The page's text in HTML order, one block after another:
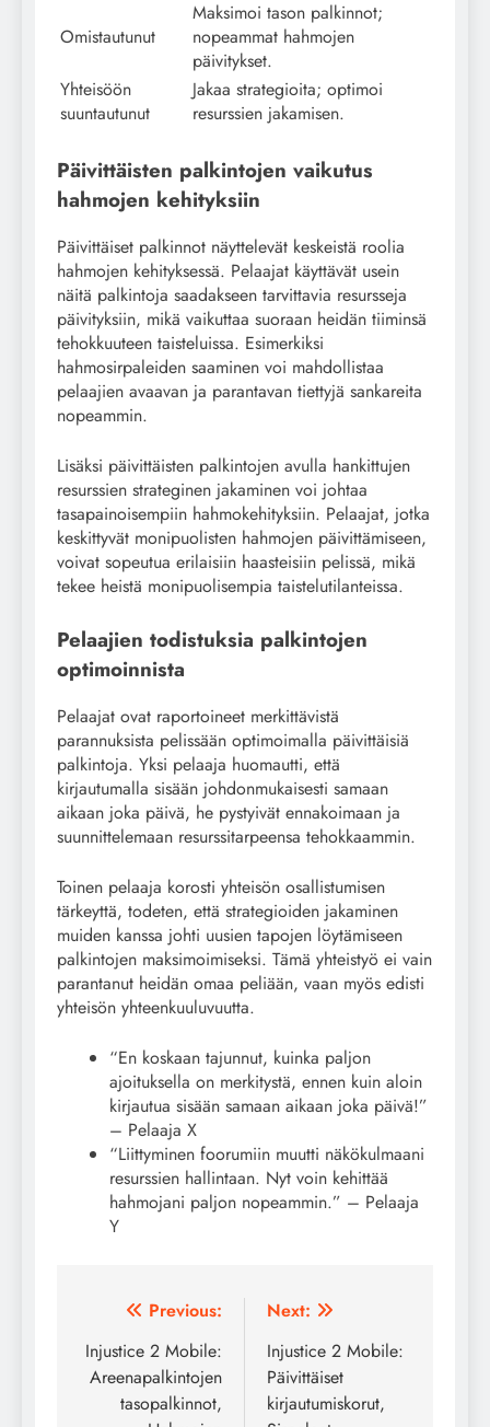
Omistautunut
Maksimoi tason palkinnot;
nopeammat hahmojen
päivitykset.
Yhteisöön
suuntautunut
Jakaa strategioita; optimoi
resurssien jakamisen.
Päivittäisten palkintojen vaikutus
hahmojen kehityksiin
Päivittäiset palkinnot näyttelevät keskeistä roolia
hahmojen kehityksessä. Pelaajat käyttävät usein
näitä palkintoja saadakseen tarvittavia resursseja
päivityksiin, mikä vaikuttaa suoraan heidän tiiminsä
tehokkuuteen taisteluissa. Esimerkiksi
hahmosirpaleiden saaminen voi mahdollistaa
pelaajien avaavan ja parantavan tiettyjä sankareita
nopeammin.
Lisäksi päivittäisten palkintojen avulla hankittujen
resurssien strateginen jakaminen voi johtaa
tasapainoisempiin hahmokehityksiin. Pelaajat, jotka
keskittyvät monipuolisten hahmojen päivittämiseen,
voivat sopeutua erilaisiin haasteisiin pelissä, mikä
tekee heistä monipuolisempia taistelutilanteissa.
Pelaajien todistuksia palkintojen
optimoinnista
Pelaajat ovat raportoineet merkittävistä
parannuksista pelissään optimoimalla päivittäisiä
palkintoja. Yksi pelaaja huomautti, että
kirjautumalla sisään johdonmukaisesti samaan
aikaan joka päivä, he pystyivät ennakoimaan ja
suunnittelemaan resurssitarpeensa tehokkaammin.
Toinen pelaaja korosti yhteisön osallistumisen
tärkeyttä, todeten, että strategioiden jakaminen
muiden kanssa johti uusien tapojen löytämiseen
palkintojen maksimoimiseksi. Tämä yhteistyö ei vain
parantanut heidän omaa peliään, vaan myös edisti
yhteisön yhteenkuuluvuutta.
“En koskaan tajunnut, kuinka paljon
ajoituksella on merkitystä, ennen kuin aloin
kirjautua sisään samaan aikaan joka päivä!”
– Pelaaja X
“Liittyminen foorumiin muutti näkökulmaani
resurssien hallintaan. Nyt voin kehittää
hahmojani paljon nopeammin.” – Pelaaja
Y
Post
navigation
Previous:
Injustice 2 Mobile:
Areenapalkintojen
tasopalkinnot,
Next:
Injustice 2 Mobile:
Päivittäiset
kirjautumiskorut,